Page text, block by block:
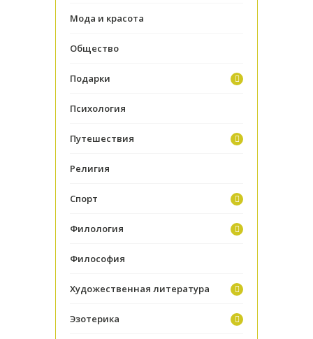
Мода и красота
Общество
Подарки
Психология
Путешествия
Религия
Спорт
Филология
Философия
Художественная литература
Эзотерика